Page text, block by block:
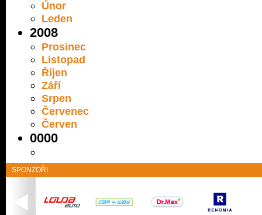
Únor
Leden
2008
Prosinec
Listopad
Říjen
Září
Srpen
Červenec
Červen
0000
SPONZOŘI